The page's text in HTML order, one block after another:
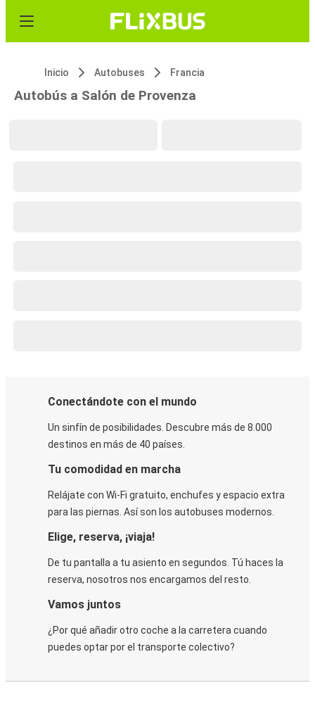
Inicio Autobuses Francia
Autobús a Salón de Provenza
Conectándote con el mundo
Un sinfín de posibilidades. Descubre más de 8.000
destinos en más de 40 países.
Tu comodidad en marcha
Relájate con Wi-Fi gratuito, enchufes y espacio extra
para las piernas. Así son los autobuses modernos.
Elige, reserva, ¡viaja!
De tu pantalla a tu asiento en segundos. Tú haces la
reserva, nosotros nos encargamos del resto.
Vamos juntos
¿Por qué añadir otro coche a la carretera cuando
puedes optar por el transporte colectivo?